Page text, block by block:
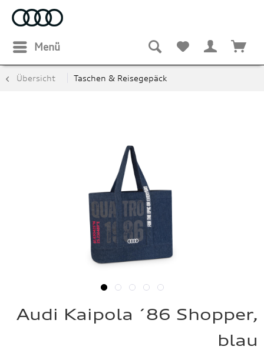
Menü
Übersicht Taschen & Reisegepäck
Audi Kaipola ´86 Shopper,
blau